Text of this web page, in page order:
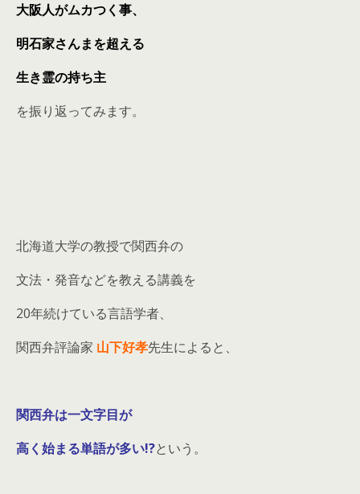
大阪人がムカつく事、
明石家さんまを超える
生き霊の持ち主
を振り返ってみます。
北海道大学の教授で関西弁の
文法・発音などを教える講義を
20年続けている言語学者、
関西弁評論家 山下好孝先生によると、
関西弁は一文字目が
高く始まる単語が多い!?という。